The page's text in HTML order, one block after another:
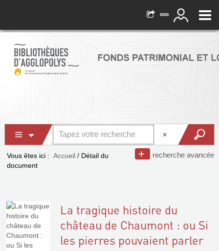
recherche avancée
Vous êtes ici : Accueil / Détail du
document
La tragique histoire du
château de Chaumont : ou Si
les pierres pouvaient parler